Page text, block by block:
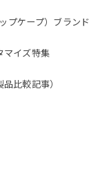
プケープ）ブランド
イズ特集
比較記事）